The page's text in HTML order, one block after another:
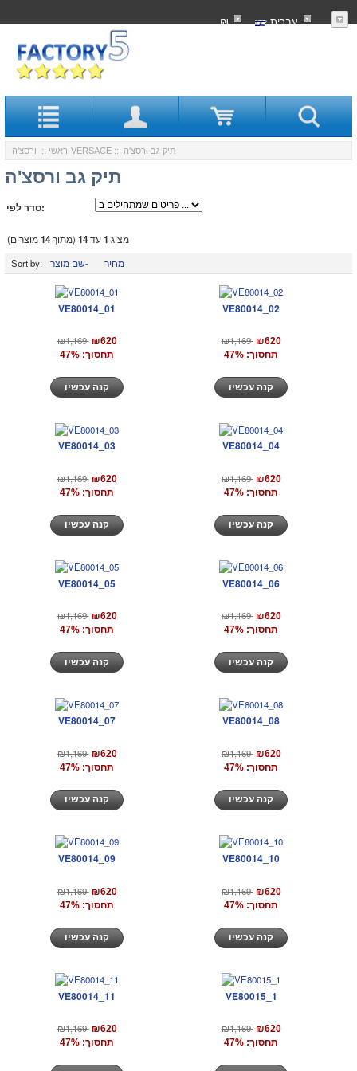
עִברִית ₪
ראשי :: ורסצ'ה-VERSACE :: תיק גב ורסצ'ה
תיק גב ורסצ'ה
סדר לפי:
מציג 1עד14 (מתוך14מוצרים)
Sort by:
שם מוצר- מחיר
VE80014_01
₪1,169 ₪620
תחסוך: 47%
VE80014_02
₪1,169 ₪620
תחסוך: 47%
VE80014_03
₪1,169 ₪620
תחסוך: 47%
VE80014_04
₪1,169 ₪620
תחסוך: 47%
VE80014_05
₪1,169 ₪620
תחסוך: 47%
VE80014_06
₪1,169 ₪620
תחסוך: 47%
VE80014_07
₪1,169 ₪620
תחסוך: 47%
VE80014_08
₪1,169 ₪620
תחסוך: 47%
VE80014_09
₪1,169 ₪620
תחסוך: 47%
VE80014_10
₪1,169 ₪620
תחסוך: 47%
VE80014_11
₪1,169 ₪620
תחסוך: 47%
VE80015_1
₪1,169 ₪620
תחסוך: 47%